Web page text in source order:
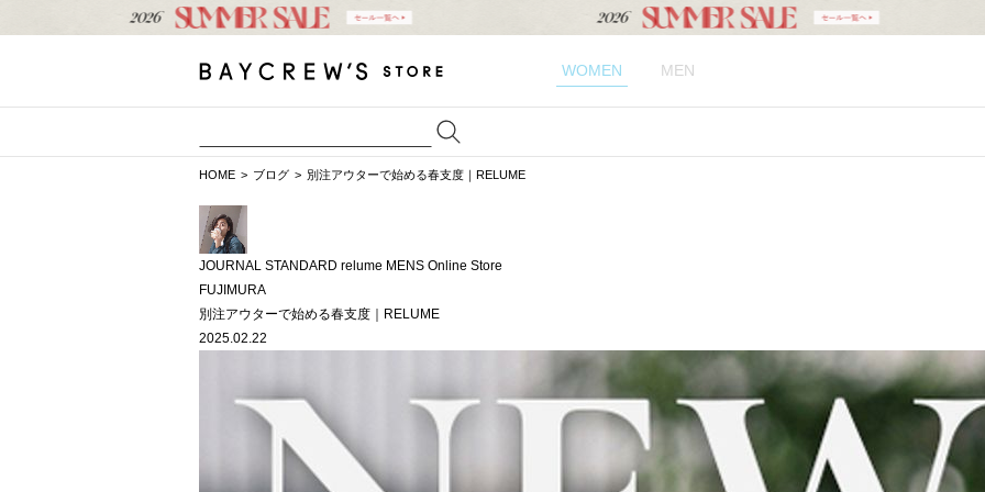
WOMEN MEN
HOME ブログ 別注アウターで始める春支度｜RELUME
JOURNAL STANDARD relume MENS Online Store
FUJIMURA
別注アウターで始める春支度｜RELUME
2025.02.22